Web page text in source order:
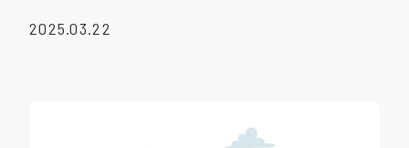
2025.03.22